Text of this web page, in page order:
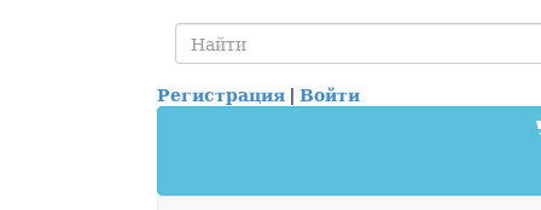
Регистрация | Войти